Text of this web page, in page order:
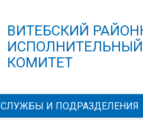
ВИТЕБСКИЙ
ИСПОЛНИТЕЛЬНЫЙ
КОМИТЕТ
СЛУЖБЫ И ПОДРАЗДЕЛЕНИЯ